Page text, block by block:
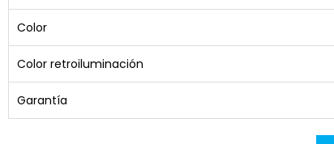
Color
Color retroiluminación
Garantía